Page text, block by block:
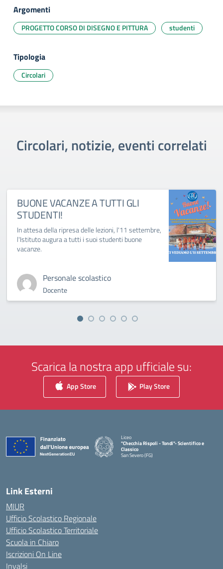
Argomenti
PROGETTO CORSO DI DISEGNO E PITTURA studenti
Tipologia
Circolari
Circolari, notizie, eventi correlati
BUONE VACANZE A TUTTI GLI
STUDENTI!
In attesa della ripresa delle lezioni, l'11 settembre,
l'Istituto augura a tutti i suoi studenti buone
vacanze.
Personale scolastico
Docente
Scarica la nostra app ufficiale su:
App Store Play Store
Liceo
"Checchia Rispoli - Tondi"- Scientifico e
Classico
San Severo (FG)
Link Esterni
MIUR
Ufficio Scolastico Regionale
Ufficio Scolastico Territoriale
Scuola in Chiaro
Iscrizioni On Line
Invalsi